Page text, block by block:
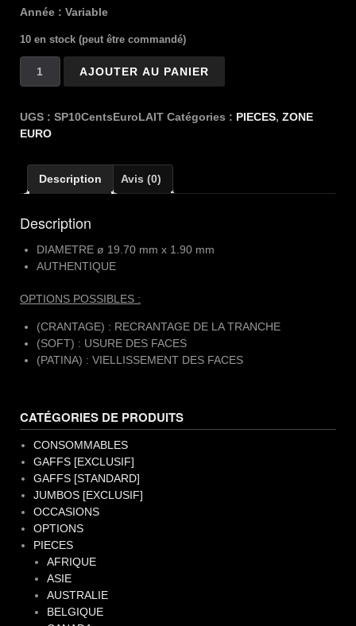
Année : Variable
10 en stock (peut être commandé)
Cents
[LAITON]
AJOUTER AU PANIER
UGS : SP10CentsEuroLAIT Catégories : PIECES, ZONE
EURO
Description Avis (0)
Description
DIAMETRE ø 19.70 mm x 1.90 mm
AUTHENTIQUE
OPTIONS POSSIBLES :
(CRANTAGE) : RECRANTAGE DE LA TRANCHE
(SOFT) : USURE DES FACES
(PATINA) : VIELLISSEMENT DES FACES
CATÉGORIES DE PRODUITS
CONSOMMABLES
GAFFS [EXCLUSIF]
GAFFS [STANDARD]
JUMBOS [EXCLUSIF]
OCCASIONS
OPTIONS
PIECES
AFRIQUE
ASIE
AUSTRALIE
BELGIQUE